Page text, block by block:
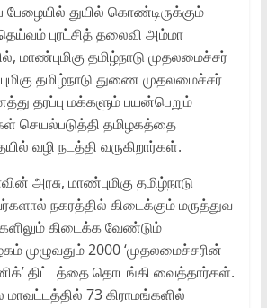
துயில் கொண்டிருக்கும்
புரட்சித் தலைவி அம்மா
மாண்புமிகு தமிழ்நாடு முதலமைச்சர்
தமிழ்நாடு துணை முதலமைச்சர்
தரப்பு மக்களும் பயன்பெறும்
செயல்படுத்தி தமிழகத்தை
வழி நடத்தி வருகிறார்கள்.
அரசு, மாண்புமிகு தமிழ்நாடு
நகரத்தில் கிடைக்கும் மருத்துவ
கிடைக்க வேண்டும்
முழுவதும் 2000 ‘முதலமைச்சரின்
திட்டத்தை தொடங்கி வைத்தார்கள்.
73 கிராமங்களில்